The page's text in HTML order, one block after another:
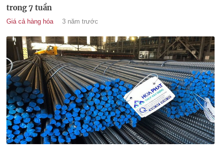
trong 7 tuần
Giá cả hàng hóa 3 năm trước